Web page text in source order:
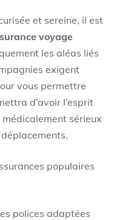
et sereine, il est
voyage
les aléas liés
exigent
vous permettre
d’avoir l’esprit
sérieux
populaires
polices adaptées